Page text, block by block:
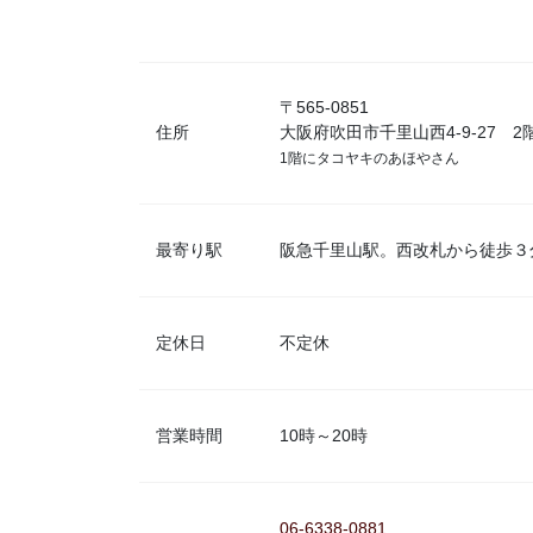
住所
〒565-0851
大阪府吹田市千里山西4-9-27 2
1階にタコヤキのあほやさん
最寄り駅 阪急千里山駅。西改札から徒歩
定休日 不定休
営業時間 10時～20時
06-6338-0881